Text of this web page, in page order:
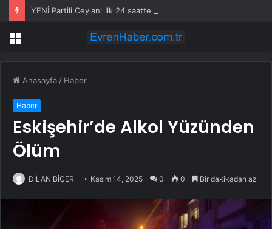
Menü
Anasayfa / Haber
Haber
Eskişehir’de Alkol Yüzünden
Ölüm
DİLAN BİÇER Kasım 14, 2025 0 0 Bir dakikadan az